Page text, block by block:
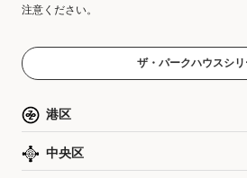
注意ください。
ザ・パークハウスシ
港区
中央区